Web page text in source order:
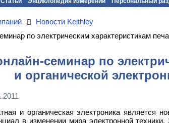
Новости Keithley
по электрическим характеристикам
семинар по
и органической
и органическая электроника является
в изменении мира электронной техники.